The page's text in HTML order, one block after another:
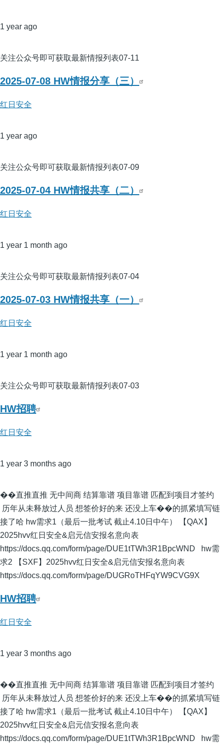
1 year ago
关注公众号即可获取最新情报列表07-11
2025-07-08 HW情报分享（三）
红日安全
1 year ago
关注公众号即可获取最新情报列表07-09
2025-07-04 HW情报共享（二）
红日安全
1 year 1 month ago
关注公众号即可获取最新情报列表07-04
2025-07-03 HW情报共享（一）
红日安全
1 year 1 month ago
关注公众号即可获取最新情报列表07-03
HW招聘
红日安全
1 year 3 months ago
��直推直推 无中间商 结算靠谱 项目靠谱 匹配到项目才签约
历年从未释放过人员 想签价好的来 还没上车��的抓紧填写链
接了哈 hw需求1（最后一批考试 截止4.10日中午） 【QAX】
2025hvv红日安全&启元信安报名意向表
https://docs.qq.com/form/page/DUE1tTWh3R1BpcWND hw需
求2 【SXF】2025hvv红日安全&启元信安报名意向表
https://docs.qq.com/form/page/DUGRoTHFqYW9CVG9X
HW招聘
红日安全
1 year 3 months ago
��直推直推 无中间商 结算靠谱 项目靠谱 匹配到项目才签约
历年从未释放过人员 想签价好的来 还没上车��的抓紧填写链
接了哈 hw需求1（最后一批考试 截止4.10日中午） 【QAX】
2025hvv红日安全&启元信安报名意向表
https://docs.qq.com/form/page/DUE1tTWh3R1BpcWND hw需